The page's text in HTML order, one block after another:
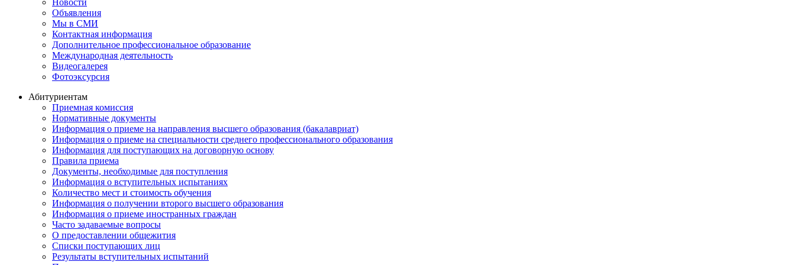
Объявления
Мы в СМИ
Контактная информация
Дополнительное профессиональное образование
Международная деятельность
Видеогалерея
Фотоэксурсия
Абитуриентам
Приемная комиссия
Нормативные документы
Информация о приеме на направления высшего образования (бакалавриат)
Информация о приеме на специальности среднего профессионального образования
Информация для поступающих на договорную основу
Правила приема
Документы, необходимые для поступления
Информация о вступительных испытаниях
Количество мест и стоимость обучения
Информация о получении второго высшего образования
Информация о приеме иностранных граждан
Часто задаваемые вопросы
О предоставлении общежития
Списки поступающих лиц
Результаты вступительных испытаний